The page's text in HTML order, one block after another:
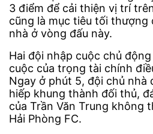
3 điểm để cải thiện vị trí
cũng là mục tiêu tối thượng
nhà ở vòng đấu này.
Hai đội nhập cuộc chủ
cuộc của trọng tài chính
Ngay ở phút 5, đội chủ nhà
hiếp khung thành đối thủ,
của Trần Văn Trung không
Hải Phòng FC.